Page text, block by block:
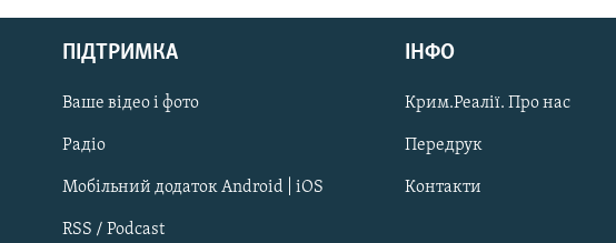
Русский
Qırımtatar
ДОЛУЧАЙСЯ!
ПІДТРИМКА
Ваше відео і фото
Радіо
Мобільний додаток Android | iOS
RSS / Podcast
ІНФО
Крим.Реалії. Про нас
Передрук
Контакти